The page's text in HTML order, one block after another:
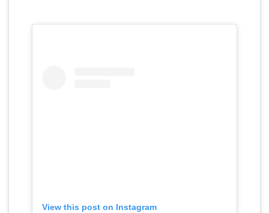
View this post on Instagram